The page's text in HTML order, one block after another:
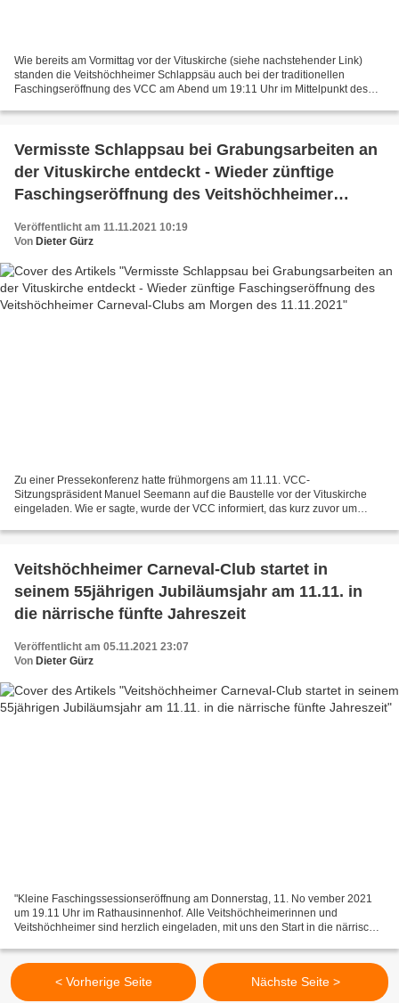
Wie bereits am Vormittag vor der Vituskirche (siehe nachstehender Link)
standen die Veitshöchheimer Schlappsäu auch bei der traditionellen
Faschingseröffnung des VCC am Abend um 19:11 Uhr im Mittelpunkt des
Vermisste Schlappsau bei Grabungsarbeiten an
der Vituskirche entdeckt - Wieder zünftige
Faschingseröffnung des Veitshöchheimer
Veröffentlicht am 11.11.2021 10:19
Von Dieter Gürz
Zu einer Pressekonferenz hatte frühmorgens am 11.11. VCC-
Sitzungspräsident Manuel Seemann auf die Baustelle vor der Vituskirche
eingeladen. Wie er sagte, wurde der VCC informiert, das kurz zuvor um
Veitshöchheimer Carneval-Club startet in
seinem 55jährigen Jubiläumsjahr am 11.11. in
die närrische fünfte Jahreszeit
Veröffentlicht am 05.11.2021 23:07
Von Dieter Gürz
"Kleine Faschingssessionseröffnung am Donnerstag, 11. No vember 2021
um 19.11 Uhr im Rathausinnenhof. Alle Veitshöchheimerinnen und
Veitshöchheimer sind herzlich eingeladen, mit uns den Start in die närrische
< Vorherige Seite Nächste Seite >